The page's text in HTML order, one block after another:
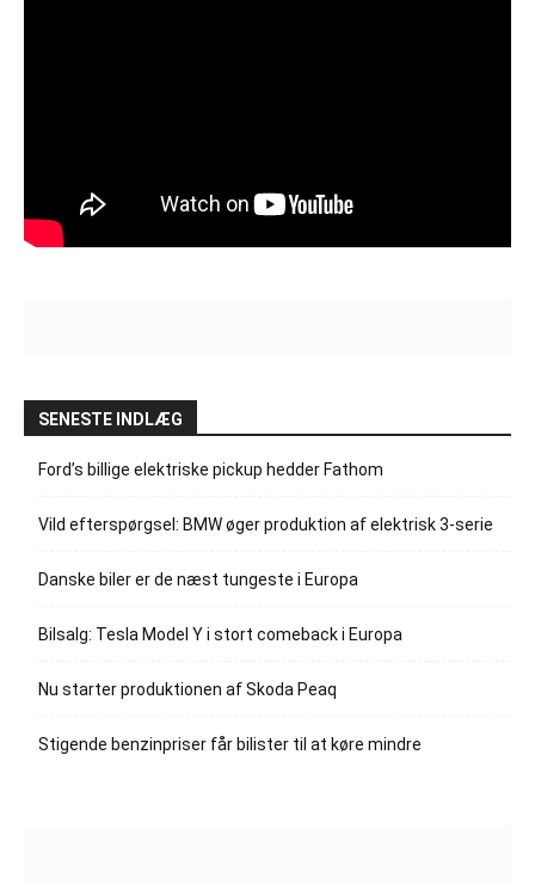
SENESTE INDLÆG
Ford’s billige elektriske pickup hedder Fathom
Vild efterspørgsel: BMW øger produktion af elektrisk 3-serie
Danske biler er de næst tungeste i Europa
Bilsalg: Tesla Model Y i stort comeback i Europa
Nu starter produktionen af Skoda Peaq
Stigende benzinpriser får bilister til at køre mindre